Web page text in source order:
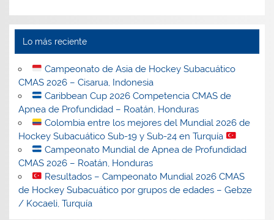
Lo más reciente
Campeonato de Asia de Hockey Subacuático
CMAS 2026 – Cisarua, Indonesia
Caribbean Cup 2026 Competencia CMAS de
Apnea de Profundidad – Roatán, Honduras
Colombia entre los mejores del Mundial 2026 de
Hockey Subacuático Sub-19 y Sub-24 en Turquía
Campeonato Mundial de Apnea de Profundidad
CMAS 2026 – Roatán, Honduras
Resultados – Campeonato Mundial 2026 CMAS
de Hockey Subacuático por grupos de edades – Gebze
/ Kocaeli, Turquía